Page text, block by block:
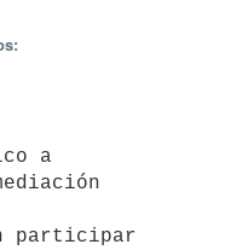
a
participar